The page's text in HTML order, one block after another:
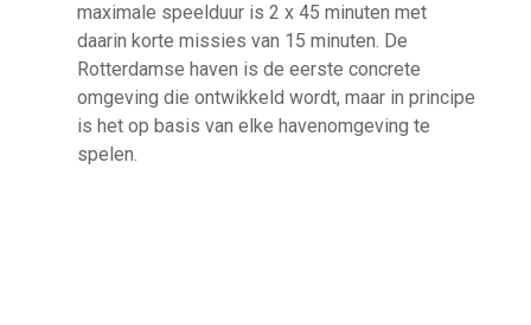
maximale speelduur is 2 x 45 minuten met
daarin korte missies van 15 minuten. De
Rotterdamse haven is de eerste concrete
omgeving die ontwikkeld wordt, maar in principe
is het op basis van elke havenomgeving te
spelen.